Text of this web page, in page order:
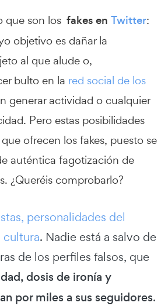
que son los fakes en Twitter:
objetivo es dañar la
al que alude o,
bulto en la red social de los
generar actividad o cualquier
Pero estas posibilidades
ofrecen los fakes, puesto se
auténtica fagotización de
¿Queréis comprobarlo?
personalidades del
cultura. Nadie está a salvo de
de los perfiles falsos, que
dosis de ironía y
por miles a sus seguidores.